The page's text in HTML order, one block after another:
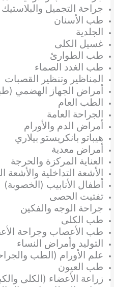
جراحة التجميل والبلاستيك
طب الأسنان
الجلدية
غسيل الكلى
طب الطوارئ
طب الغدد الصماء
المناظير وتنظير القصبات
أمراض الجهاز الهضمي
الطب العام
الجراحة العامة
أمراض الدم والأورام
هيباتو بانكريستو بيلاري
أمراض معدية
العناية المركزة والحرجة
الأشعة التداخلية والأشعة
أطفال الأنابيب (الخصوبة)
تفتيت الحصى
جراحة الوجه والفكين
طب الكلى
طب الأعصاب وجراحة
التوليد وأمراض النساء
علم الأورام (الطب
طب العيون
زراعة الأعضاء (الكلى